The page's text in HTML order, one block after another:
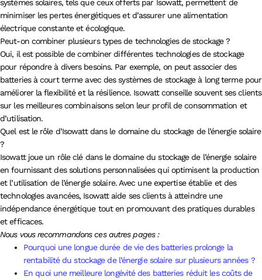
systèmes solaires, tels que ceux offerts par Isowatt, permettent de
minimiser les pertes énergétiques et d’assurer une alimentation
électrique constante et écologique.
Peut-on combiner plusieurs types de technologies de stockage ?
Oui, il est possible de combiner différentes technologies de stockage
pour répondre à divers besoins. Par exemple, on peut associer des
batteries à court terme avec des systèmes de stockage à long terme pour
améliorer la flexibilité et la résilience. Isowatt conseille souvent ses clients
sur les meilleures combinaisons selon leur profil de consommation et
d’utilisation.
Quel est le rôle d’Isowatt dans le domaine du stockage de l’énergie solaire
?
Isowatt joue un rôle clé dans le domaine du stockage de l’énergie solaire
en fournissant des solutions personnalisées qui optimisent la production
et l’utilisation de l’énergie solaire. Avec une expertise établie et des
technologies avancées, Isowatt aide ses clients à atteindre une
indépendance énergétique tout en promouvant des pratiques durables
et efficaces.
Nous vous recommandons ces autres pages :
Pourquoi une longue durée de vie des batteries prolonge la
rentabilité du stockage de l’énergie solaire sur plusieurs années ?
En quoi une meilleure longévité des batteries réduit les coûts de